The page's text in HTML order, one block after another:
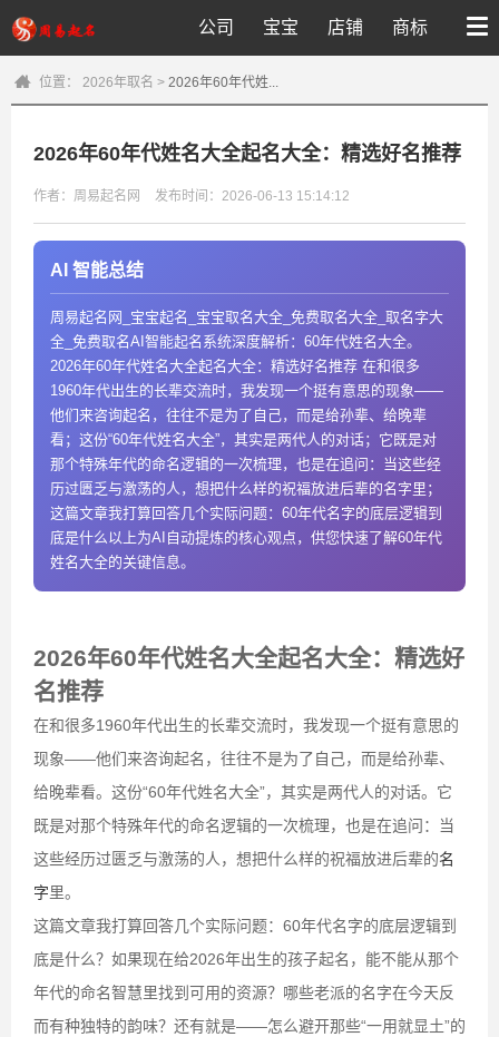
公司 宝宝 店铺 商标
位置： 2026年取名 > 2026年60年代姓...
2026年60年代姓名大全起名大全：精选好名推荐
作者：周易起名网 发布时间：2026-06-13 15:14:12
AI 智能总结
周易起名网_宝宝起名_宝宝取名大全_免费取名大全_取名字大
全_免费取名AI智能起名系统深度解析：60年代姓名大全。
2026年60年代姓名大全起名大全：精选好名推荐 在和很多
1960年代出生的长辈交流时，我发现一个挺有意思的现象——
他们来咨询起名，往往不是为了自己，而是给孙辈、给晚辈
看；这份“60年代姓名大全”，其实是两代人的对话；它既是对
那个特殊年代的命名逻辑的一次梳理，也是在追问：当这些经
历过匮乏与激荡的人，想把什么样的祝福放进后辈的名字里；
这篇文章我打算回答几个实际问题：60年代名字的底层逻辑到
底是什么以上为AI自动提炼的核心观点，供您快速了解60年代
姓名大全的关键信息。
2026年60年代姓名大全起名大全：精选好
名推荐
在和很多1960年代出生的长辈交流时，我发现一个挺有意思的
现象——他们来咨询起名，往往不是为了自己，而是给孙辈、
给晚辈看。这份“60年代姓名大全”，其实是两代人的对话。它
既是对那个特殊年代的命名逻辑的一次梳理，也是在追问：当
这些经历过匮乏与激荡的人，想把什么样的祝福放进后辈的名
字里。
这篇文章我打算回答几个实际问题：60年代名字的底层逻辑到
底是什么？如果现在给2026年出生的孩子起名，能不能从那个
年代的命名智慧里找到可用的资源？哪些老派的名字在今天反
而有种独特的韵味？还有就是——怎么避开那些“一用就显土”的